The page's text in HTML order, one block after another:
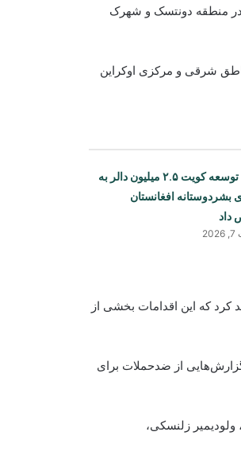
منطقه دونتسک و شهرک
شرقی و مرکزی اوکراین
صندوق توسعه کویت ۲.۵ میلیون دالر به
بشردوستانه افغانستان
داد
کرد که این اقدامات بخشی از
از ضدحملات برای
زلنسکی،